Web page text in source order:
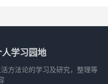
学习园地
方法论的学习及研究，整理等